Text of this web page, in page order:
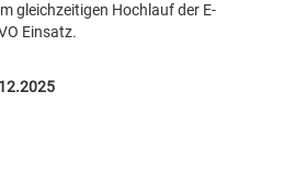
gleichzeitigen Hochlauf der E-
Einsatz.